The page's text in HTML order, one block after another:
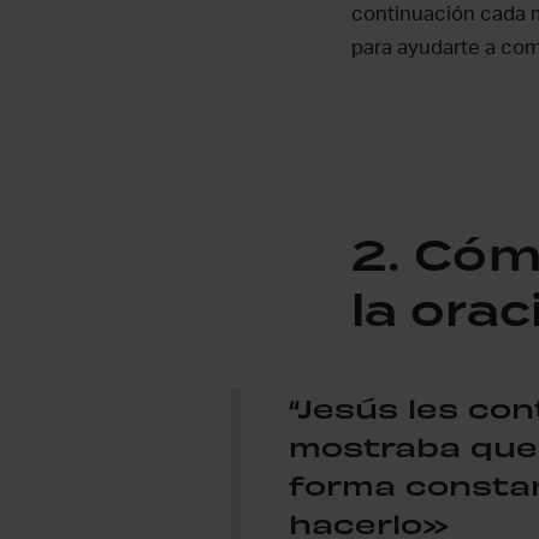
continuación cada
para ayudarte a
2.
la
“Jesús les
mostraba
forma
hacerlo»